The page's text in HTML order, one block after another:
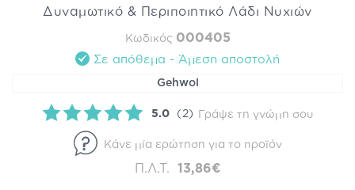
Δυναμωτικό & Περιποιητικό Λάδι Νυχιών
Κωδικός 000405
Σε απόθεμα - Άμεση αποστολή
Gehwol
5.0 (2) Γράψε τη γνώμη σου
Κάνε μία ερώτηση για το προϊόν
Π.Λ.Τ. 13,86€